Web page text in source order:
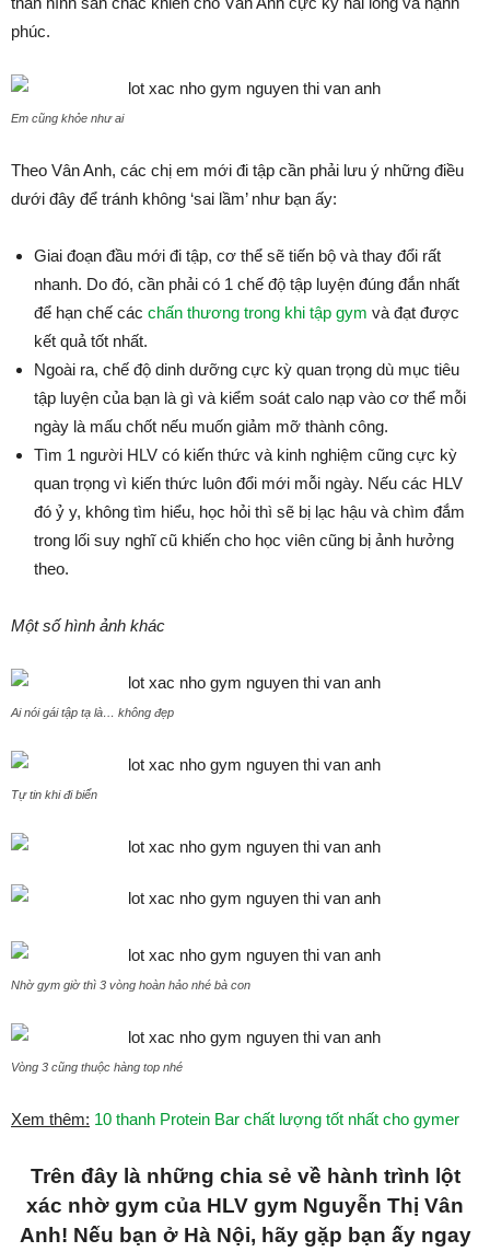
phúc.
Em cũng khỏe như ai
Theo Vân Anh, các chị em mới đi tập cần phải lưu ý những điều
dưới đây để tránh không ‘sai lầm’ như bạn ấy:
Giai đoạn đầu mới đi tập, cơ thể sẽ tiến bộ và thay đổi rất
nhanh. Do đó, cần phải có 1 chế độ tập luyện đúng đắn nhất
để hạn chế các chấn thương trong khi tập gym và đạt được
kết quả tốt nhất.
Ngoài ra, chế độ dinh dưỡng cực kỳ quan trọng dù mục tiêu
tập luyện của bạn là gì và kiểm soát calo nạp vào cơ thể mỗi
ngày là mấu chốt nếu muốn giảm mỡ thành công.
Tìm 1 người HLV có kiến thức và kinh nghiệm cũng cực kỳ
quan trọng vì kiến thức luôn đổi mới mỗi ngày. Nếu các HLV
đó ỷ y, không tìm hiểu, học hỏi thì sẽ bị lạc hậu và chìm đắm
trong lối suy nghĩ cũ khiến cho học viên cũng bị ảnh hưởng
theo.
Một số hình ảnh khác
Ai nói gái tập tạ là… không đẹp
Tự tin khi đi biển
Nhờ gym giờ thì 3 vòng hoàn hảo nhé bà con
Vòng 3 cũng thuộc hàng top nhé
Xem thêm: 10 thanh Protein Bar chất lượng tốt nhất cho gymer
Trên đây là những chia sẻ về hành trình lột
xác nhờ gym của HLV gym Nguyễn Thị Vân
Anh! Nếu bạn ở Hà Nội, hãy gặp bạn ấy ngay